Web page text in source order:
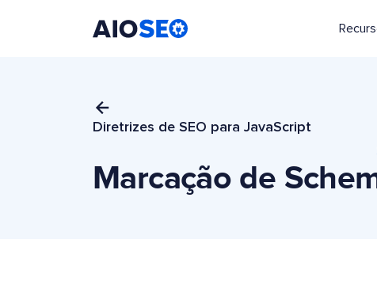
Diretrizes de SEO para JavaScript
Marcação de